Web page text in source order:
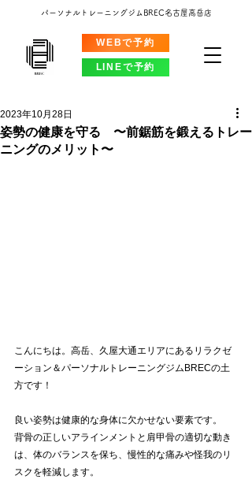
LINEで予約
WEBで予約
パーソナルトレーニングジムBREC名古屋高岳店
姿勢の健康を守る 〜前鋸筋を鍛えるトレー
ニングのメリット〜
2023年10月28日
こんにちは。高岳、久屋大通エリアにあるリラクゼ
ーション＆パーソナルトレーニングジムBRECの土
方です！
良い姿勢は健康的な身体に欠かせない要素です。
背骨の正しいアラインメントと肩甲骨の適切な動き
は、体のバランスを保ち、慢性的な痛みや怪我のリ
スクを軽減します。